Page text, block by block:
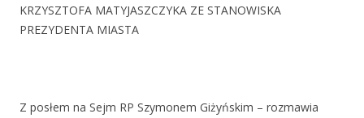
KRZYSZTOFA MATYJASZCZYKA ZE STANOWISKA
PREZYDENTA MIASTA
Z posłem na Sejm RP Szymonem Giżyńskim – rozmawia